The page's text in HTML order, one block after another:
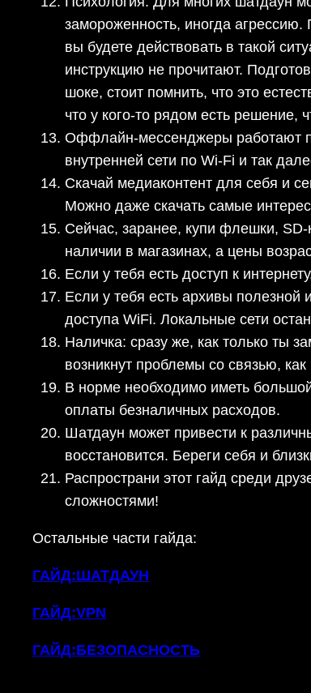
замороженность, иногда агрессию.
вы будете действовать в такой
инструкцию не прочитают.
шоке, стоит помнить, что это
что у кого-то рядом есть решение,
Оффлайн-мессенджеры работают
внутренней сети по Wi-Fi и так
Скачай медиаконтент для себя и
Можно даже скачать самые
Сейчас, заранее, купи флешки,
наличии в магазинах, а цены
Если у тебя есть доступ к
Если у тебя есть архивы полезной
доступа WiFi. Локальные сети
Наличка: сразу же, как только ты
возникнут проблемы со связью,
В норме необходимо иметь
оплаты безналичных расходов.
Шатдаун может привести к
восстановится. Береги себя и
Распространи этот гайд среди
сложностями!
Остальные части гайда:
ГАЙД:ШАТДАУН
ГАЙД:VPN
ГАЙД:БЕЗОПАСНОСТЬ